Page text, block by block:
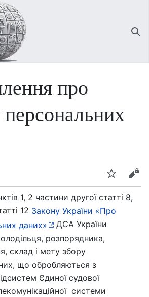
про
Спостерігати
Редагувати
1, 2 частини другої статті 8,
12 Закону України «Про
даних»
ДСА України
розпорядника,
склад і мету збору
що обробляються з
Єдиної судової
системи